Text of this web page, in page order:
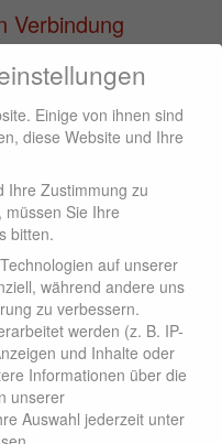
Verbindung
werden
zum Zwecke der
(Widerspruch
zuständigen
die DSGVO
Einige von ihnen sind
diese Website und Ihre
Ihre Zustimmung zu
Sie Ihre
bitten.
auf unserer
während andere uns
zu verbessern.
werden (z. B. IP-
und Inhalte oder
Informationen über die
unserer
Auswahl jederzeit unter